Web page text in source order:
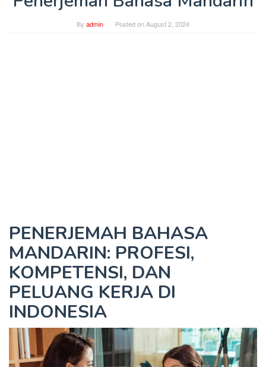
By admin Posted onAugust 2, 2024
PENERJEMAH BAHASA
MANDARIN: PROFESI,
KOMPETENSI, DAN
PELUANG KERJA DI
INDONESIA